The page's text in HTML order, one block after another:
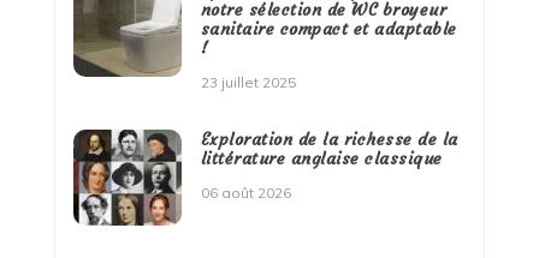
notre sélection de WC broyeur
sanitaire compact et adaptable
!
23 juillet 2025
Exploration de la richesse de la
littérature anglaise classique
06 août 2026